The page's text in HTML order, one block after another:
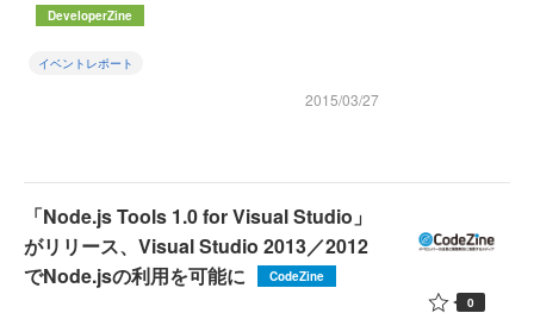
DeveloperZine
イベントレポート
2015/03/27
「Node.js Tools 1.0 for Visual Studio」
がリリース、Visual Studio 2013／2012
でNode.jsの利用を可能に
CodeZine
0